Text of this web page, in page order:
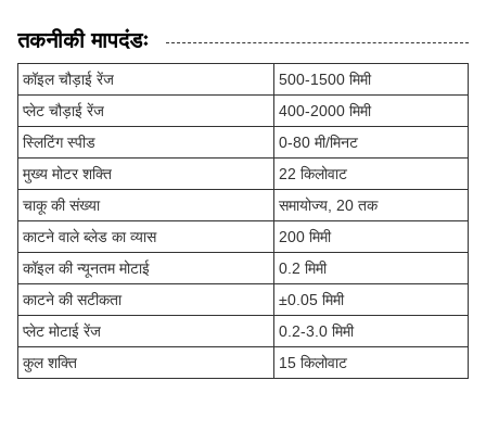
तकनीकी मापदंडः
कॉइल चौड़ाई रेंज
500-1500 मिमी
प्लेट चौड़ाई रेंज
400-2000 मिमी
स्लिटिंग स्पीड
0-80 मी/मिनट
मुख्य मोटर शक्ति
22 किलोवाट
चाकू की संख्या
समायोज्य, 20 तक
काटने वाले ब्लेड का व्यास
200 मिमी
कॉइल की न्यूनतम मोटाई
0.2 मिमी
काटने की सटीकता
±0.05 मिमी
प्लेट मोटाई रेंज
0.2-3.0 मिमी
कुल शक्ति
15 किलोवाट